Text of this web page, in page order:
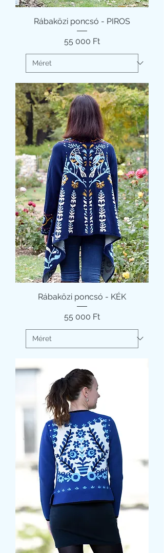
Rábaközi poncsó - PIROS
Ár
55 000 Ft
Rábaközi poncsó - KÉK
Ár
55 000 Ft